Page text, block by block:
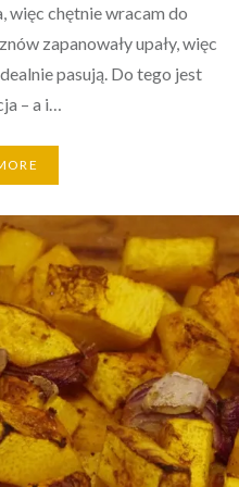
więc chętnie wracam do
zapanowały upały, więc
pasują. Do tego jest
– a i…